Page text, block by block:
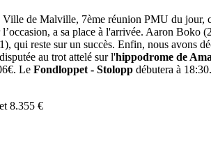
de Malville, 7ème réunion PMU du
a sa place à l'arrivée. Aaron Boko
reste sur un succès. Enfin, nous avons
au trot attelé sur l'hippodrome de
Le Fondloppet - Stolopp débutera à
8.355 €